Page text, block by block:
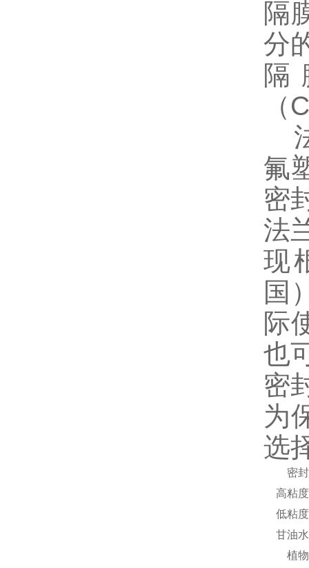
隔
分
隔
（
氟
密
法
现
国
际
也
密
为
选
密
高粘
低粘
甘油
植